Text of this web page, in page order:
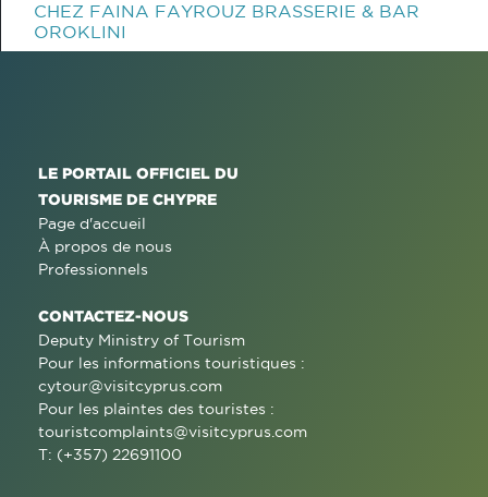
CHEZ FAINA FAYROUZ BRASSERIE & BAR
OROKLINI
LE PORTAIL OFFICIEL DU
TOURISME DE CHYPRE
Page d'accueil
À propos de nous
Professionnels
CONTACTEZ-NOUS
Deputy Ministry of Tourism
Pour les informations touristiques :
cytour@visitcyprus.com
Pour les plaintes des touristes :
touristcomplaints@visitcyprus.com
T: (+357) 22691100